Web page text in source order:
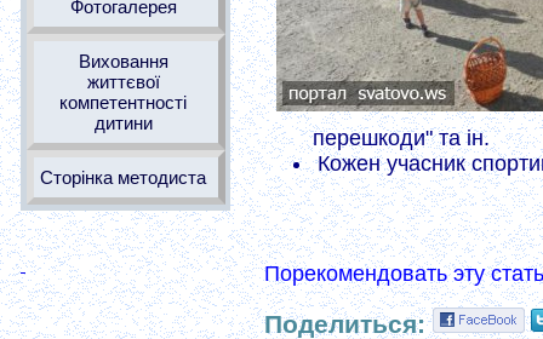
Фотогалерея
Виховання
життєвої
компетентності
дитини
Сторінка методиста
перешкоди" та ін.
Кожен учасник
Порекомендовать эту
Поделиться: